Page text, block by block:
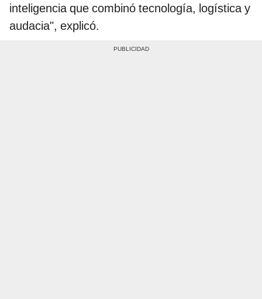
inteligencia que combinó tecnología, logística y
audacia", explicó.